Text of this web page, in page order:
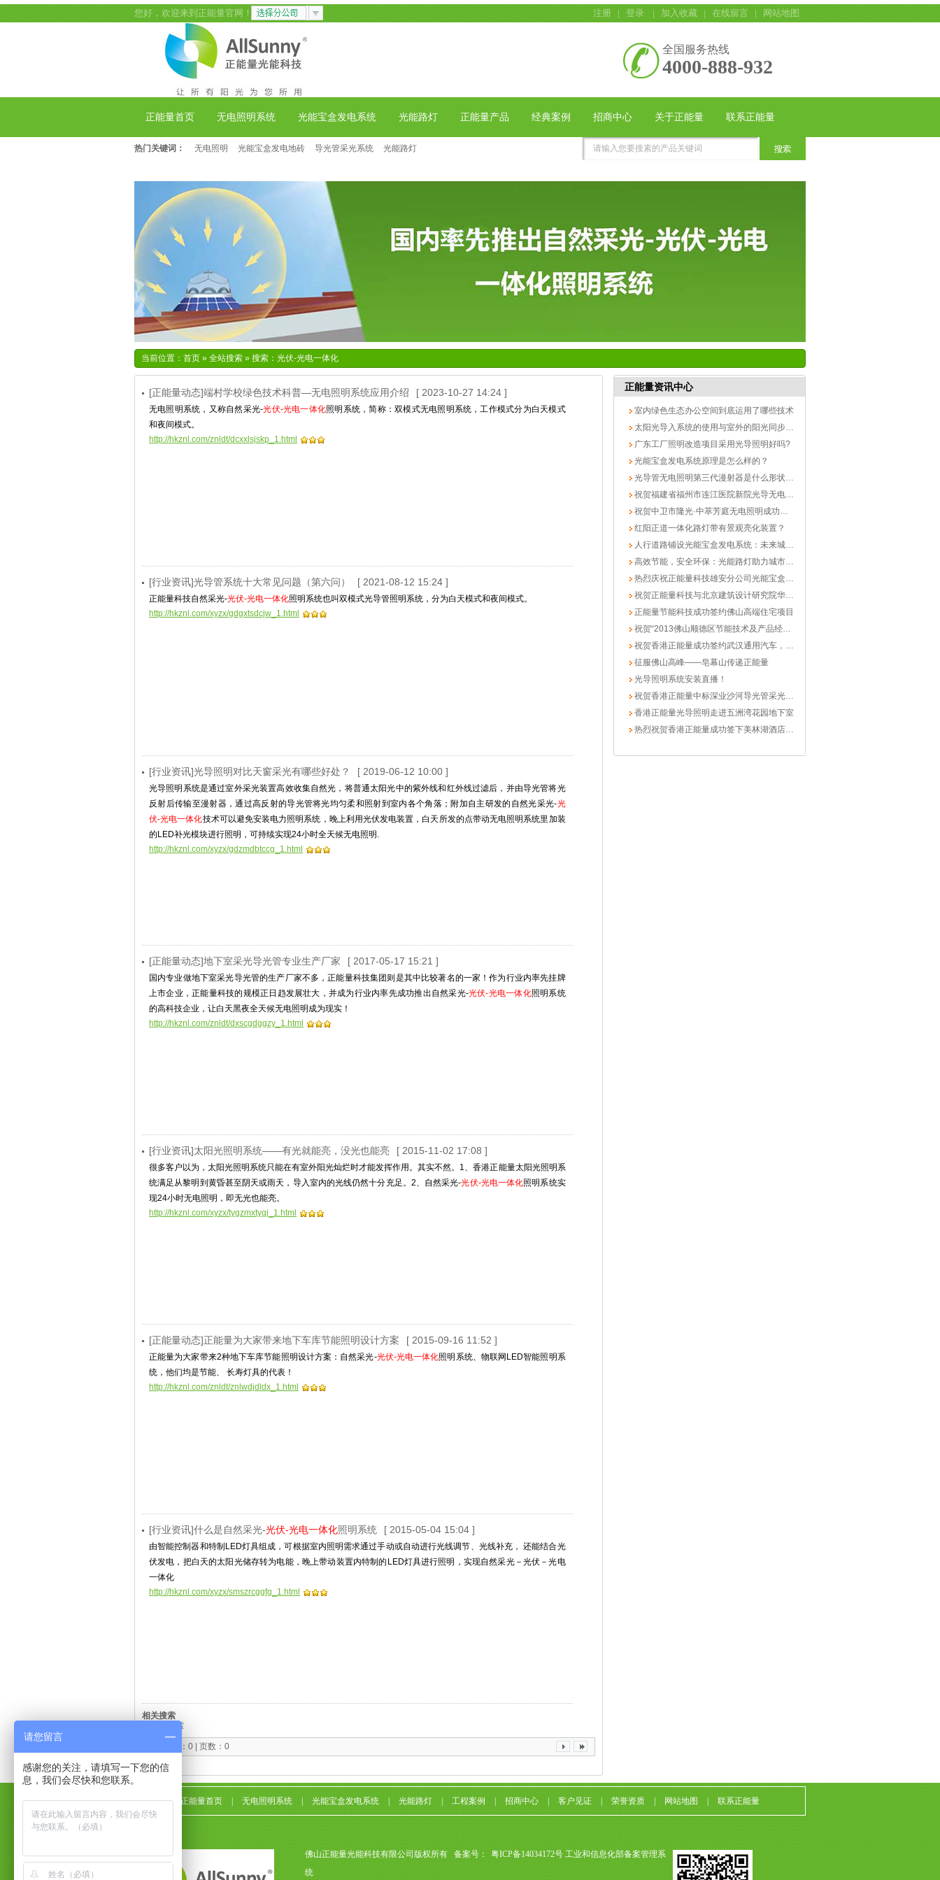
注册 | 登录 | 加入收藏 | 在线留言 | 网站地图
您好，欢迎来到正能量官网！
全国服务热线
4000-888-932
正能量首页 无电照明系统 光能宝盒发电系统 光能路灯 正能量产品 经典案例 招商中心 关于正能量 联系正能量
热门关键词： 无电照明 光能宝盒发电地砖 导光管采光系统 光能路灯
当前位置： 首页 » 全站搜索 » 搜索：光伏-光电一体化
[正能量动态]端村学校绿色技术科普—无电照明系统应用介绍 [ 2023-10-27 14:24 ]
无电照明系统，又称自然采光-光伏-光电一体化照明系统，简称：双模式无电照明系统，工作模式分为白天模式
和夜间模式。
http://hkznl.com/znldt/dcxxlsjskp_1.html
[行业资讯]光导管系统十大常见问题（第六问） [ 2021-08-12 15:24 ]
正能量科技自然采光-光伏-光电一体化照明系统也叫双模式光导管照明系统，分为白天模式和夜间模式。
http://hkznl.com/xyzx/gdgxtsdcjw_1.html
[行业资讯]光导照明对比天窗采光有哪些好处？ [ 2019-06-12 10:00 ]
光导照明系统是通过室外采光装置高效收集自然光，将普通太阳光中的紫外线和红外线过滤后，并由导光管将光
反射后传输至漫射器，通过高反射的导光管将光均匀柔和照射到室内各个角落；附加自主研发的自然光采光-光
伏-光电一体化技术可以避免安装电力照明系统，晚上利用光伏发电装置，白天所发的点带动无电照明系统里加装
的LED补光模块进行照明，可持续实现24小时全天候无电照明.
http://hkznl.com/xyzx/gdzmdbtccg_1.html
[正能量动态]地下室采光导光管专业生产厂家 [ 2017-05-17 15:21 ]
国内专业做地下室采光导光管的生产厂家不多，正能量科技集团则是其中比较著名的一家！作为行业内率先挂牌
上市企业，正能量科技的规模正日趋发展壮大，并成为行业内率先成功推出自然采光-光伏-光电一体化照明系统
的高科技企业，让白天黑夜全天候无电照明成为现实！
http://hkznl.com/znldt/dxscgdggzy_1.html
[行业资讯]太阳光照明系统——有光就能亮，没光也能亮 [ 2015-11-02 17:08 ]
很多客户以为，太阳光照明系统只能在有室外阳光灿烂时才能发挥作用。其实不然。1、香港正能量太阳光照明系
统满足从黎明到黄昏甚至阴天或雨天，导入室内的光线仍然十分充足。2、自然采光-光伏-光电一体化照明系统实
现24小时无电照明，即无光也能亮。
http://hkznl.com/xyzx/tygzmxtygj_1.html
[正能量动态]正能量为大家带来地下车库节能照明设计方案 [ 2015-09-16 11:52 ]
正能量为大家带来2种地下车库节能照明设计方案：自然采光-光伏-光电一体化照明系统、物联网LED智能照明系
统，他们均是节能、 长寿灯具的代表！
http://hkznl.com/znldt/znlwdjdldx_1.html
[行业资讯]什么是自然采光-光伏-光电一体化照明系统 [ 2015-05-04 15:04 ]
由智能控制器和特制LED灯具组成，可根据室内照明需求通过手动或自动进行光线调节、光线补充， 还能结合光
伏发电，把白天的太阳光储存转为电能，晚上带动装置内特制的LED灯具进行照明，实现自然采光－光伏－光电
一体化
http://hkznl.com/xyzx/smszrcggfg_1.html
相关搜索
无相关搜索
记录总数：0 | 页数：0
正能量资讯中心
室内绿色生态办公空间到底运用了哪些技术
太阳光导入系统的使用与室外的阳光同步吗？
广东工厂照明改造项目采用光导照明好吗?
光能宝盒发电系统原理是怎么样的？
光导管无电照明第三代漫射器是什么形状的？
祝贺福建省福州市连江医院新院光导无电照明成功落地
祝贺中卫市隆光·中萃芳庭无电照明成功落地
红阳正道一体化路灯带有景观亮化装置？
人行道路铺设光能宝盒发电系统：未来城市的绿色能源新篇章
高效节能，安全环保：光能路灯助力城市可持续发展
热烈庆祝正能量科技雄安分公司光能宝盒发现系统完美竣工
祝贺正能量科技与北京建筑设计研究院华南中心交流活动圆满成功
正能量节能科技成功签约佛山高端住宅项目
祝贺“2013佛山顺德区节能技术及产品经验交流会”圆满成功
祝贺香港正能量成功签约武汉通用汽车，光导照明又一里程碑！
征服佛山高峰——皂幕山传递正能量
光导照明系统安装直播！
祝贺香港正能量中标深业沙河导光管采光采购及安装工程
香港正能量光导照明走进五洲湾花园地下室
热烈祝贺香港正能量成功签下美林湖酒店商业街扩建项目！
正能量首页 无电照明系统 光能宝盒发电系统 光能路灯 工程案例 招商中心 客户见证 荣誉资质 网站地图 联系正能量
佛山正能量光能科技有限公司版权所有 备案号： 粤ICP备14034172号 工业和信息化部备案管理系
统
请您留言
感谢您的关注，请填写一下您的信
息，我们会尽快和您联系。